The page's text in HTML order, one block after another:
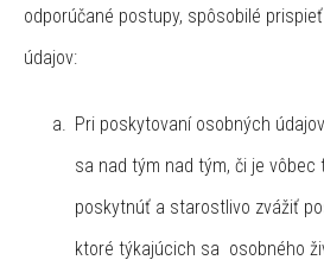
odporúčané postupy, spôsobilé
údajov:
Pri poskytovaní osobných
sa nad tým nad tým, či je
poskytnúť a starostlivo zvážiť
ktoré týkajúcich sa osobného